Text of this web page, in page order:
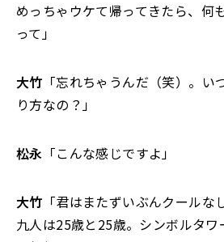
めっちゃウケて帰ってきたら、何
って」
大竹 「忘れちゃうんだ（笑）。い
り方なの？」
松永 「こんな感じですよ」
大竹 「君はまたずいぶんクール
九人は25歳と25歳。シンボルタ